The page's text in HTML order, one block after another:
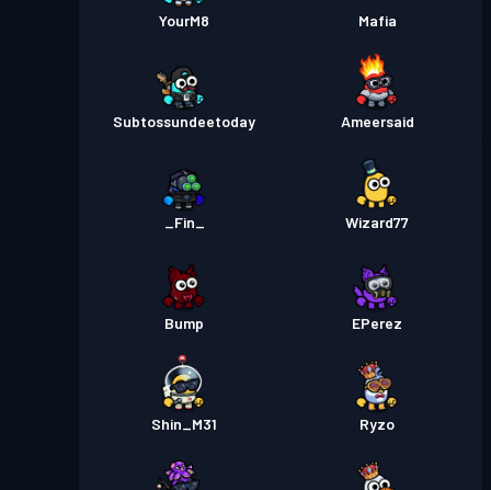
YourM8 Mafia
Subtossundeetoday Ameersaid
_Fin_ Wizard77
Bump EPerez
Shin_M31 Ryzo